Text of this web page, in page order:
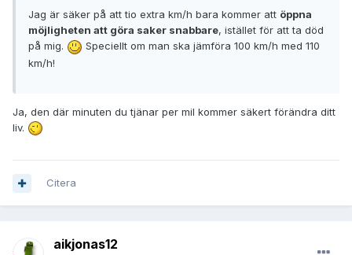
Jag är säker på att tio extra km/h bara kommer att öppna
möjligheten att göra saker snabbare, istället för att ta död
på mig.
Speciellt om man ska jämföra 100 km/h med 110
km/h!
Ja, den där minuten du tjänar per mil kommer säkert förändra ditt
liv.
Citera
aikjonas12